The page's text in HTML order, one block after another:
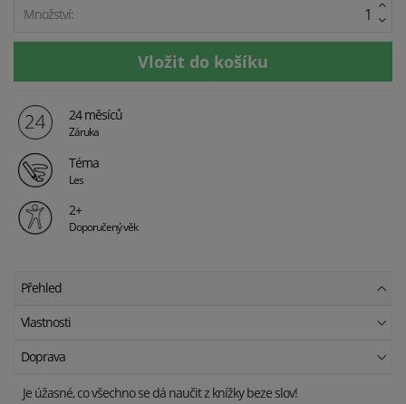
Množství:
24 měsíců
Záruka
Téma
Les
2+
Doporučený věk
Přehled
Vlastnosti
Doprava
Je úžasné, co všechno se dá naučit z knížky beze slov!